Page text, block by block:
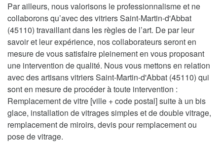
Par ailleurs, nous valorisons le professionnalisme et ne
collaborons qu’avec des vitriers Saint-Martin-d'Abbat
(45110) travaillant dans les règles de l’art. De par leur
savoir et leur expérience, nos collaborateurs seront en
mesure de vous satisfaire pleinement en vous proposant
une intervention de qualité. Nous vous mettons en relation
avec des artisans vitriers Saint-Martin-d'Abbat (45110) qui
sont en mesure de procéder à toute intervention :
Remplacement de vitre [ville + code postal] suite à un bis
glace, installation de vitrages simples et de double vitrage,
remplacement de miroirs, devis pour remplacement ou
pose de vitrage.